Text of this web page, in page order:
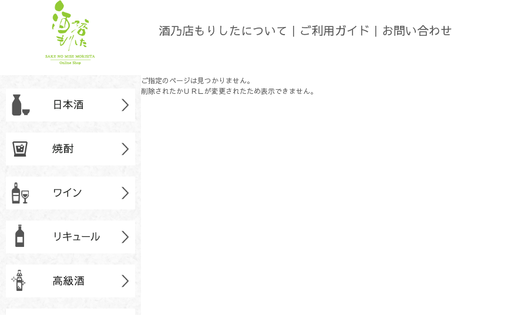
酒乃店もりしたについて ｜ ご利用ガイド ｜ お問い合わせ
ご指定のページは見つかりません。
削除されたかＵＲＬが変更されたため表示できません。